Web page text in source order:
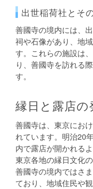
出世稲荷社とそ
善國寺の境内には、
祠や石像があり、地
す。これらの施設は
り、善國寺を訪れる
す。
縁日と露店の
善國寺は、東京にお
れています。明治20
内で露店が開かれる
東京各地の縁日文化
善國寺の境内ではさ
ており、地域住民や